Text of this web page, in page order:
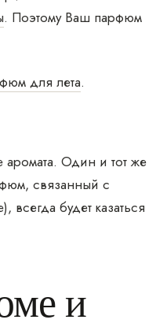
. Поэтому Ваш парфюм
для лета.
Один и тот же
связанный с
будет казаться
и